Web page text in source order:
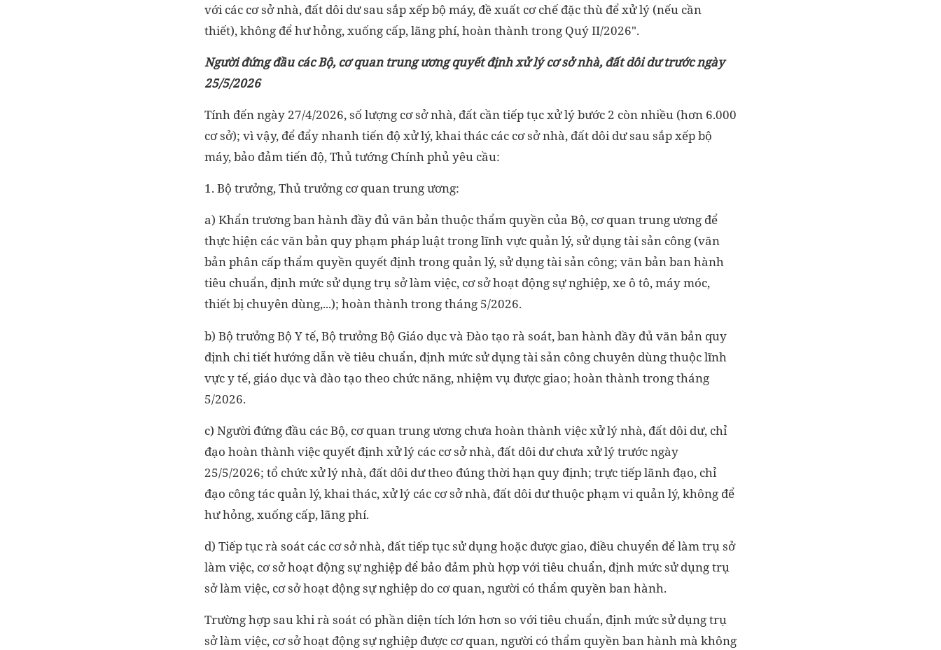
với các cơ sở nhà, đất dôi dư sau sắp xếp bộ máy, đề xuất cơ chế đặc thù để xử lý (nếu cần
thiết), không để hư hỏng, xuống cấp, lãng phí, hoàn thành trong Quý II/2026".
Người đứng đầu các Bộ, cơ quan trung ương quyết định xử lý cơ sở nhà, đất dôi dư trước ngày
25/5/2026
Tính đến ngày 27/4/2026, số lượng cơ sở nhà, đất cần tiếp tục xử lý bước 2 còn nhiều (hơn 6.000
cơ sở); vì vậy, để đẩy nhanh tiến độ xử lý, khai thác các cơ sở nhà, đất dôi dư sau sắp xếp bộ
máy, bảo đảm tiến độ, Thủ tướng Chính phủ yêu cầu:
1. Bộ trưởng, Thủ trưởng cơ quan trung ương:
a) Khẩn trương ban hành đầy đủ văn bản thuộc thẩm quyền của Bộ, cơ quan trung ương để
thực hiện các văn bản quy phạm pháp luật trong lĩnh vực quản lý, sử dụng tài sản công (văn
bản phân cấp thẩm quyền quyết định trong quản lý, sử dụng tài sản công; văn bản ban hành
tiêu chuẩn, định mức sử dụng trụ sở làm việc, cơ sở hoạt động sự nghiệp, xe ô tô, máy móc,
thiết bị chuyên dùng,...); hoàn thành trong tháng 5/2026.
b) Bộ trưởng Bộ Y tế, Bộ trưởng Bộ Giáo dục và Đào tạo rà soát, ban hành đầy đủ văn bản quy
định chi tiết hướng dẫn về tiêu chuẩn, định mức sử dụng tài sản công chuyên dùng thuộc lĩnh
vực y tế, giáo dục và đào tạo theo chức năng, nhiệm vụ được giao; hoàn thành trong tháng
5/2026.
c) Người đứng đầu các Bộ, cơ quan trung ương chưa hoàn thành việc xử lý nhà, đất dôi dư, chỉ
đạo hoàn thành việc quyết định xử lý các cơ sở nhà, đất dôi dư chưa xử lý trước ngày
25/5/2026; tổ chức xử lý nhà, đất dôi dư theo đúng thời hạn quy định; trực tiếp lãnh đạo, chỉ
đạo công tác quản lý, khai thác, xử lý các cơ sở nhà, đất dôi dư thuộc phạm vi quản lý, không để
hư hỏng, xuống cấp, lãng phí.
d) Tiếp tục rà soát các cơ sở nhà, đất tiếp tục sử dụng hoặc được giao, điều chuyển để làm trụ sở
làm việc, cơ sở hoạt động sự nghiệp để bảo đảm phù hợp với tiêu chuẩn, định mức sử dụng trụ
sở làm việc, cơ sở hoạt động sự nghiệp do cơ quan, người có thẩm quyền ban hành.
Trường hợp sau khi rà soát có phần diện tích lớn hơn so với tiêu chuẩn, định mức sử dụng trụ
sở làm việc, cơ sở hoạt động sự nghiệp được cơ quan, người có thẩm quyền ban hành mà không